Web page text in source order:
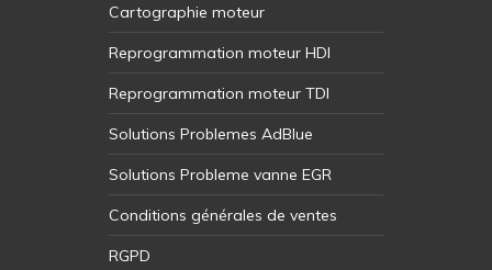
Cartographie moteur
Reprogrammation moteur HDI
Reprogrammation moteur TDI
Solutions Problemes AdBlue
Solutions Probleme vanne EGR
Conditions générales de ventes
RGPD